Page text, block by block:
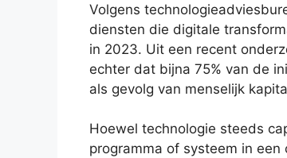
Volgens
diensten die digitale
in 2023. Uit een recent
echter dat bijna 75% van de
als gevolg van menselijk
Hoewel technologie steeds
programma of systeem in